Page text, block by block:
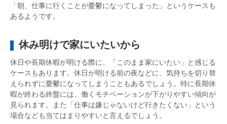
「朝、仕事に行くことが憂鬱になってしまった」というケースも
あるようです。
休み明けで家にいたいから
休日や長期休暇が明ける際に、「このまま家にいたい」と感じる
ケースもあります。休日が明ける前の夜などに、気持ちを切り替
えられずに憂鬱になってしまうこともあるでしょう。特に長期休
暇が終わる終盤には、働くモチベーションが下がりやすい傾向が
見られます。また「仕事は嫌じゃないけど行きたくない」という
場合なども当てはまりやすいと言えるでしょう。